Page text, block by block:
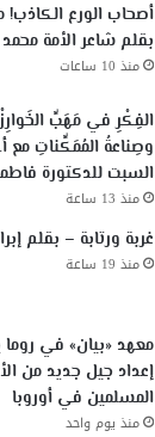
أصحاب الورع
بقلم شاعر الأمة
منذ 10 ساعات
الفِكْرِ في مَهَبِّ
وصِناعةُ المُمَكِّناتِ مع
السبت للدكتورة
منذ 13 ساعة
غربة ورتابة – بقلم
منذ 19 ساعة
معهد «بيان» في روما
إعداد جيل جديد من
المسلمين في أوروبا
منذ يوم واحد